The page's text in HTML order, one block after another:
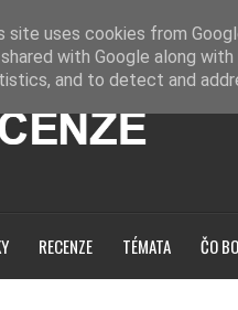
RECENZE TÉMATA ČO
site uses cookies from
with Google along
and to detect and